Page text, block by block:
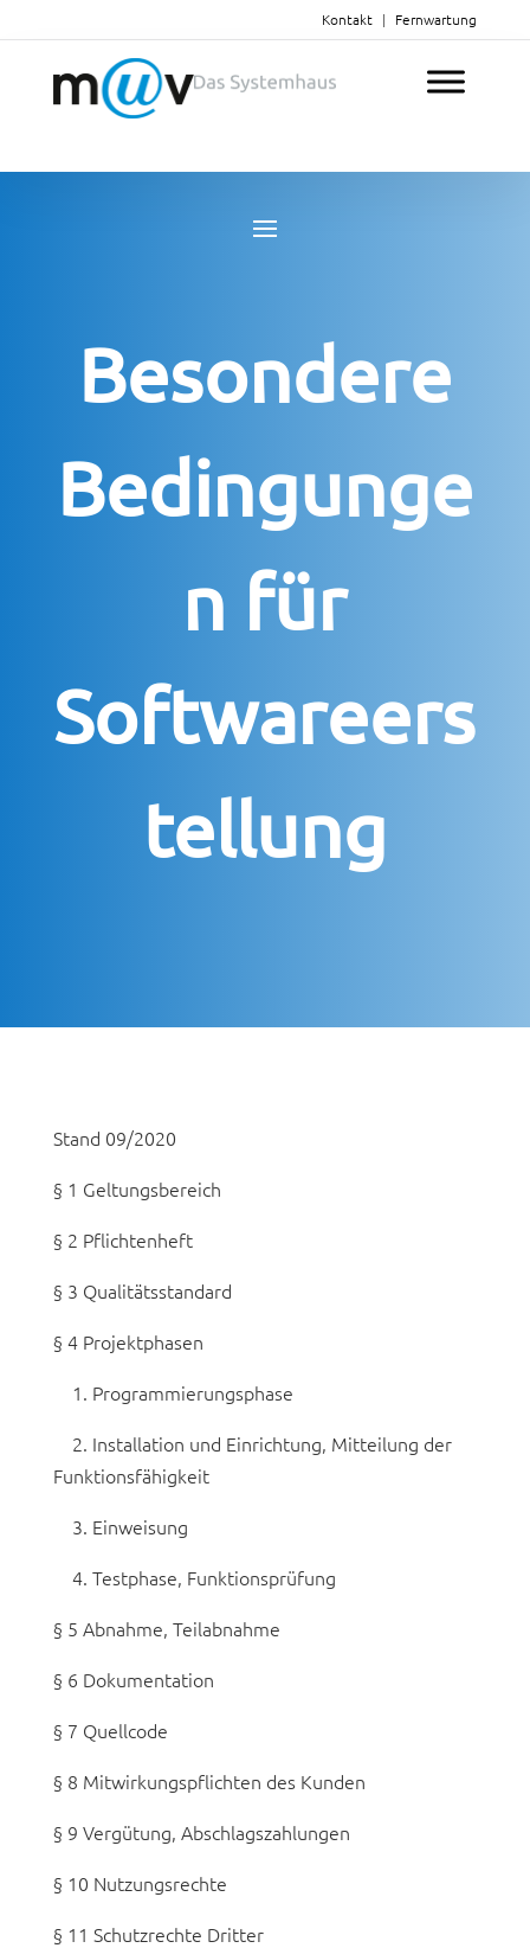
Kontakt | Fernwartung
Besondere
Bedingunge
n für
Softwareers
tellung
Stand 09/2020
§ 1 Geltungsbereich
§ 2 Pflichtenheft
§ 3 Qualitätsstandard
§ 4 Projektphasen
1. Programmierungsphase
2. Installation und Einrichtung, Mitteilung der
Funktionsfähigkeit
3. Einweisung
4. Testphase, Funktionsprüfung
§ 5 Abnahme, Teilabnahme
§ 6 Dokumentation
§ 7 Quellcode
§ 8 Mitwirkungspflichten des Kunden
§ 9 Vergütung, Abschlagszahlungen
§ 10 Nutzungsrechte
§ 11 Schutzrechte Dritter